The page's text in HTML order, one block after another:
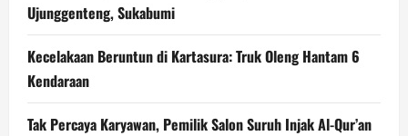
Ujunggenteng, Sukabumi
Kecelakaan Beruntun di Kartasura: Truk Oleng Hantam 6
Kendaraan
Tak Percaya Karyawan, Pemilik Salon Suruh Injak Al-Qur’an